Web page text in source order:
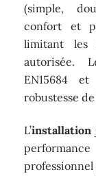
(simple,
confort et
limitant les
autorisée.
EN15684
robustesse
L’installation